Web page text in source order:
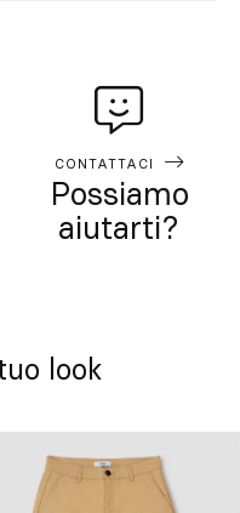
CONTATTACI
Possiamo
aiutarti?
look